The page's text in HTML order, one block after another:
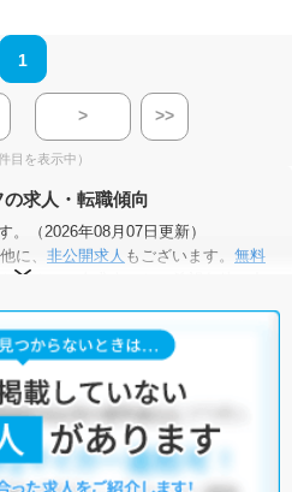
1
> >>
目を表示中）
求人・転職傾向
（2026年08月07日更新）
に、 非公開求人 もございます。 無料
だくと、全求人からご希望条件に合
な条件が人気です。
業少なめ 正社員(正職員)
その他
すので、「こだわり条件」から検索
ください。